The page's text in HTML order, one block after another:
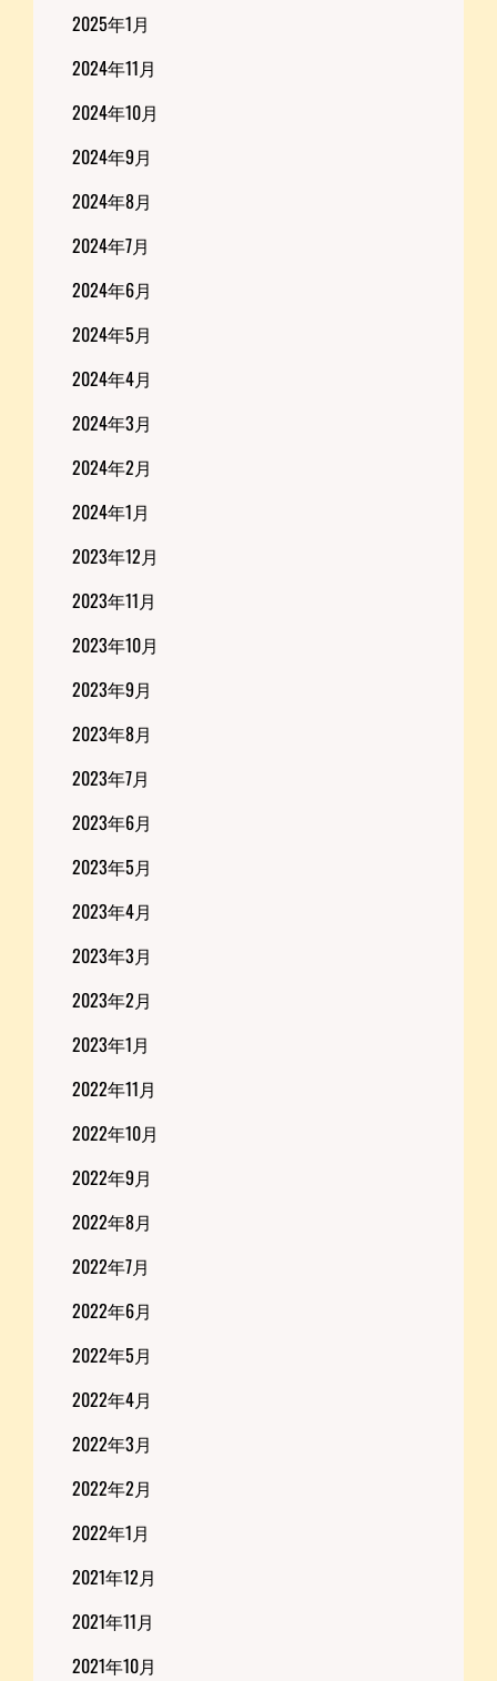
2025年1月
2024年11月
2024年10月
2024年9月
2024年8月
2024年7月
2024年6月
2024年5月
2024年4月
2024年3月
2024年2月
2024年1月
2023年12月
2023年11月
2023年10月
2023年9月
2023年8月
2023年7月
2023年6月
2023年5月
2023年4月
2023年3月
2023年2月
2023年1月
2022年11月
2022年10月
2022年9月
2022年8月
2022年7月
2022年6月
2022年5月
2022年4月
2022年3月
2022年2月
2022年1月
2021年12月
2021年11月
2021年10月